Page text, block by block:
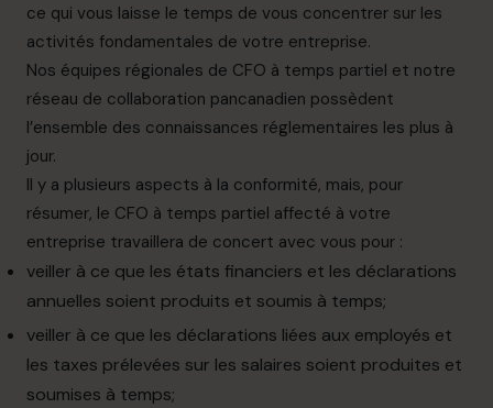
ce qui vous laisse le temps de vous concentrer sur les
activités fondamentales de votre entreprise.
Nos équipes régionales de CFO à temps partiel et notre
réseau de collaboration pancanadien possèdent
l’ensemble des connaissances réglementaires les plus à
jour.
Il y a plusieurs aspects à la conformité, mais, pour
résumer, le CFO à temps partiel affecté à votre
entreprise travaillera de concert avec vous pour :
veiller à ce que les états financiers et les déclarations
annuelles soient produits et soumis à temps;
veiller à ce que les déclarations liées aux employés et
les taxes prélevées sur les salaires soient produites et
soumises à temps;